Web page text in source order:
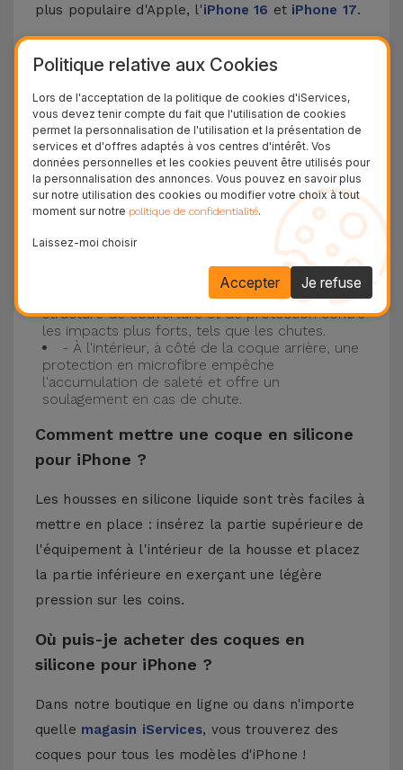
plus populaire d'Apple, l'iPhone 16 et iPhone 17.
silicone
Nos coques en silicone pour iPhone ont une
construction robuste et de qualité, avec une
construction à trois couches, pour éviter au
maximum les accidents et les casses !
- Une première couche de silicone liquide
donne de la couleur et une couverture
complète à la coque arrière et au bord latéral de
votre smartphone. C'est un matériau résistant,
avec une finition antidérapante.
- À l'intérieur, une housse en PVC assure la
structure de couverture et de protection contre
les impacts plus forts, tels que les chutes.
- À l'intérieur, à côté de la coque arrière, une
protection en microfibre empêche
l'accumulation de saleté et offre un
soulagement en cas de chute.
Comment mettre une coque en silicone
pour iPhone ?
Les housses en silicone liquide sont très faciles à
mettre en place : insérez la partie supérieure de
l'équipement à l'intérieur de la housse et placez
la partie inférieure en exerçant une légère
pression sur les coins.
Où puis-je acheter des coques en
silicone pour iPhone ?
Dans notre boutique en ligne ou dans n'importe
quelle magasin iServices, vous trouverez des
coques pour tous les modèles d'iPhone !
Politique relative aux Cookies
Lors de l'acceptation de la politique de cookies d'iServices,
vous devez tenir compte du fait que l'utilisation de cookies
permet la personnalisation de l'utilisation et la présentation de
services et d'offres adaptés à vos centres d'intérêt. Vos
données personnelles et les cookies peuvent être utilisés pour
la personnalisation des annonces. Vous pouvez en savoir plus
sur notre utilisation des cookies ou modifier votre choix à tout
moment sur notre politique de confidentialité.
Laissez-moi choisir
Je refuse
Accepter